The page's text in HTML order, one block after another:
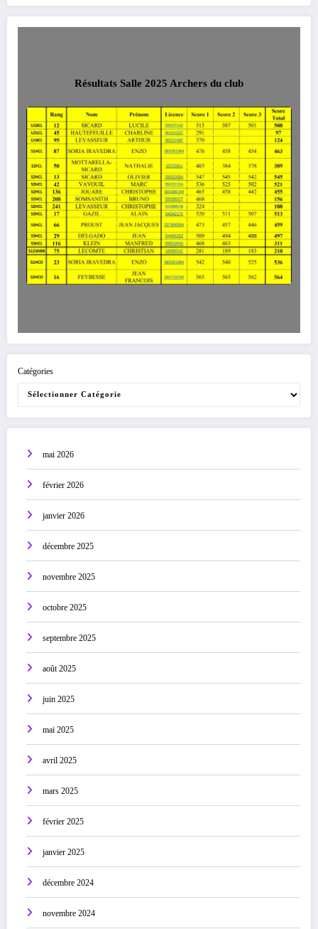
Résultats Salle 2025 Archers du club
Catégories
mai 2026
février 2026
janvier 2026
décembre 2025
novembre 2025
octobre 2025
septembre 2025
août 2025
juin 2025
mai 2025
avril 2025
mars 2025
février 2025
janvier 2025
décembre 2024
novembre 2024